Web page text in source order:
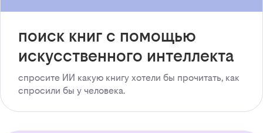
поиск книг с помощью
искусственного интеллекта
спросите ИИ какую книгу хотели бы прочитать, как
спросили бы у человека.